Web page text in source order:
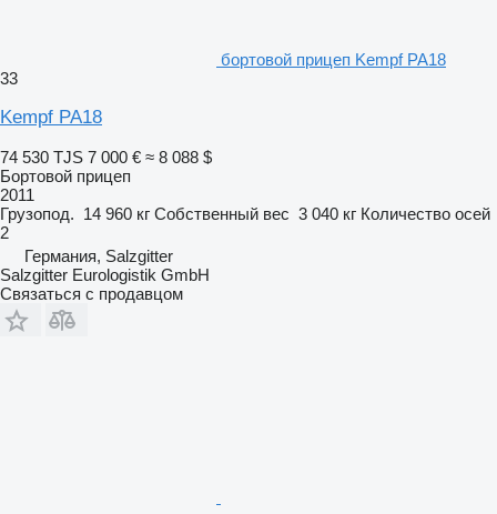
бортовой прицеп Kempf PA18
33
Kempf PA18
74 530 TJS 7 000 € ≈ 8 088 $
Бортовой прицеп
2011
Грузопод. 14 960 кг Собственный вес 3 040 кг Количество осей
2
Германия, Salzgitter
Salzgitter Eurologistik GmbH
Связаться с продавцом